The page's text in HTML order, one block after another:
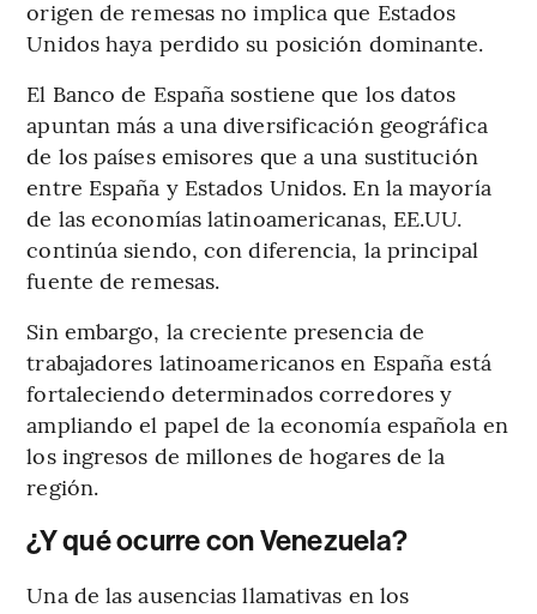
origen de remesas no implica que Estados
Unidos haya perdido su posición dominante.
El Banco de España sostiene que los datos
apuntan más a una diversificación geográfica
de los países emisores que a una sustitución
entre España y Estados Unidos. En la mayoría
de las economías latinoamericanas, EE.UU.
continúa siendo, con diferencia, la principal
fuente de remesas.
Sin embargo, la creciente presencia de
trabajadores latinoamericanos en España está
fortaleciendo determinados corredores y
ampliando el papel de la economía española en
los ingresos de millones de hogares de la
región.
¿Y qué ocurre con Venezuela?
Una de las ausencias llamativas en los